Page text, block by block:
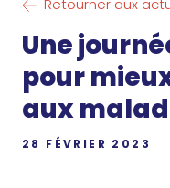
Retourner aux
Une
pour
aux
28 FÉVRIER 2023